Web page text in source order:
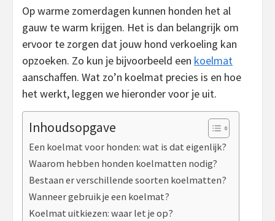
Op warme zomerdagen kunnen honden het al
gauw te warm krijgen. Het is dan belangrijk om
ervoor te zorgen dat jouw hond verkoeling kan
opzoeken. Zo kun je bijvoorbeeld een koelmat
aanschaffen. Wat zo’n koelmat precies is en hoe
het werkt, leggen we hieronder voor je uit.
Inhoudsopgave
Een koelmat voor honden: wat is dat eigenlijk?
Waarom hebben honden koelmatten nodig?
Bestaan er verschillende soorten koelmatten?
Wanneer gebruik je een koelmat?
Koelmat uitkiezen: waar let je op?